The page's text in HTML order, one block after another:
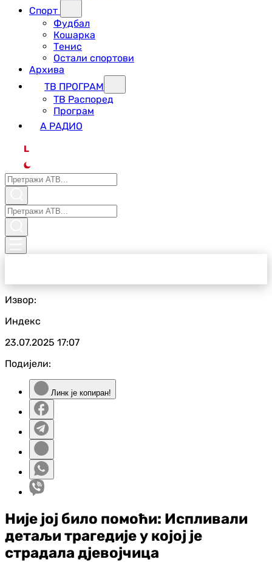
Спорт
Фудбал
Кошарка
Тенис
Остали спортови
Архива
ТВ ПРОГРАМ
ТВ Распоред
Програм
А РАДИО
L
Извор:
Индекс
23.07.2025 17:07
Подијели:
Линк је копиран!
Није јој било помоћи: Испливали
детаљи трагедије у којој је
страдала дјевојчица